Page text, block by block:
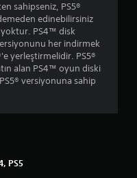
sahipseniz, PS5®
edinebilirsiniz
yoktur. PS4™ disk
her indirmek
yerleştirmelidir. PS5®
alan PS4™ oyun diski
versiyonuna sahip
PS5